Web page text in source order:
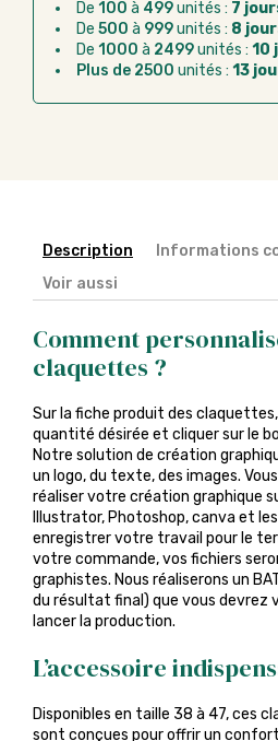
Chorus Pro :règlement
administratif après la
De 100 à 499unités : 7
De 500 à 999unités : 8
De 1000 à 2499unités : 10
Plus de 2500 unités : 13
Description
Informations
Voir aussi
Comment
claquettes ?
Sur la fiche produit des
quantité désirée et cliquer sur le
Notre solution de création
un logo, du texte, des images.
réaliser votre création graphique
Illustrator, Photoshop, canva et
enregistrer votre travail pour le
votre commande, vos fichiers
graphistes. Nous réaliserons un
du résultat final) que vous devrez
lancer la production.
L’accessoire
Disponibles en taille 38 à 47, ces
sont conçues pour offrir un